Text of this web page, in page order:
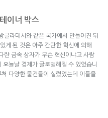
이너 박스
글라데시와 같은 국가에서 만들어진 뒤
게 된 것은 아주 간단한 혁신에 의해
란 금속 상자가 무슨 혁신이냐고 사람
늘날 경제가 글로벌해질 수 있었습니
다양한 물건들이 실렸었는데 이들을